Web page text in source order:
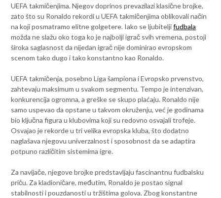
UEFA takmičenjima. Njegov doprinos prevazilazi klasične brojke,
zato što su Ronaldo rekordi u UEFA takmičenjima oblikovali način
na koji posmatramo elitne golgetere. Iako se ljubiteljifudbala
možda ne slažu oko toga ko je najbolji igrač svih vremena, postoji
široka saglasnost da nijedan igrač nije dominirao evropskom
scenom tako dugo i tako konstantno kao Ronaldo.
UEFA takmičenja, posebno Liga šampiona i Evropsko prvenstvo,
zahtevaju maksimum u svakom segmentu. Tempo je intenzivan,
konkurencija ogromna, a greške se skupo plaćaju. Ronaldo nije
samo uspevao da opstane u takvom okruženju, već je godinama
bio ključna figura u klubovima koji su redovno osvajali trofeje.
Osvajao je rekorde u tri velika evropska kluba, što dodatno
naglašava njegovu univerzalnost i sposobnost da se adaptira
potpuno različitim sistemima igre.
Za navijače, njegove brojke predstavljaju fascinantnu fudbalsku
priču. Za kladioničare, međutim, Ronaldo je postao signal
stabilnosti i pouzdanosti u tržištima golova. Zbog konstantne